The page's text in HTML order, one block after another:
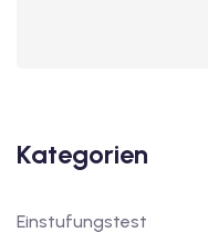
Kategorien
Einstufungstest